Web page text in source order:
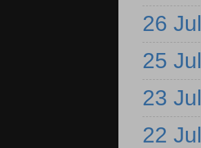
26 Jul
25 Jul
23 Jul
22 Jul